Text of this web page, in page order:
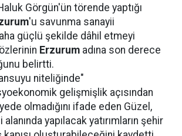
Görgün'ün törende yaptığı
'u savunma sanayii
güçlü şekilde dâhil etmeyi
Erzurum adına son derece
belirtti.
niteliğinde"
gelişmişlik açısından
olmadığını ifade eden Güzel,
yapılacak yatırımların şehir